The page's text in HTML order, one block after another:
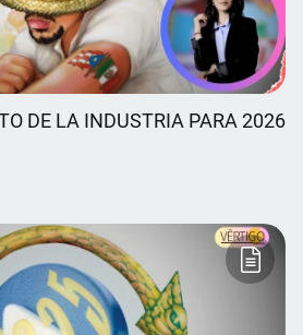
DE LA INDUSTRIA PARA 2026